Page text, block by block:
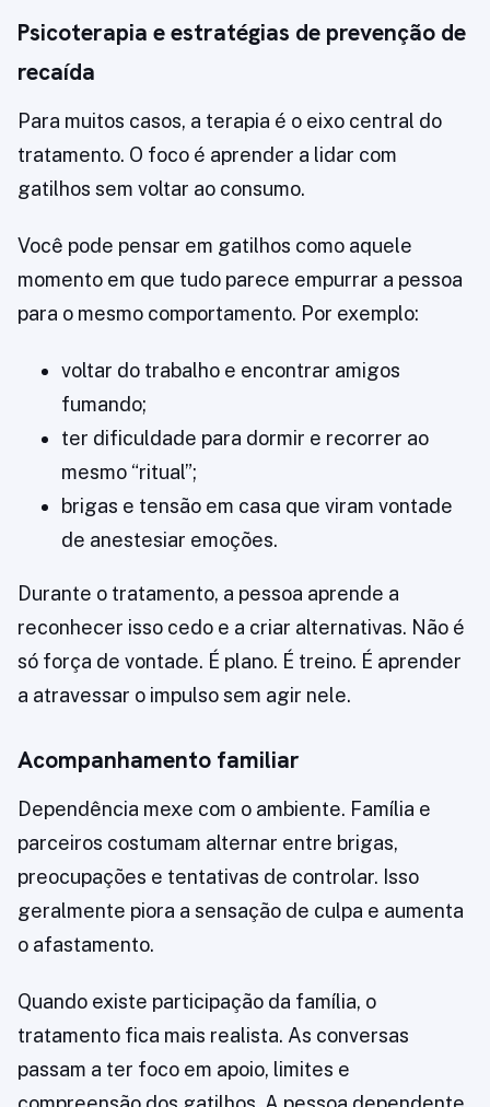
Psicoterapia e estratégias de prevenção de
recaída
Para muitos casos, a terapia é o eixo central do
tratamento. O foco é aprender a lidar com
gatilhos sem voltar ao consumo.
Você pode pensar em gatilhos como aquele
momento em que tudo parece empurrar a pessoa
para o mesmo comportamento. Por exemplo:
voltar do trabalho e encontrar amigos
fumando;
ter dificuldade para dormir e recorrer ao
mesmo “ritual”;
brigas e tensão em casa que viram vontade
de anestesiar emoções.
Durante o tratamento, a pessoa aprende a
reconhecer isso cedo e a criar alternativas. Não é
só força de vontade. É plano. É treino. É aprender
a atravessar o impulso sem agir nele.
Acompanhamento familiar
Dependência mexe com o ambiente. Família e
parceiros costumam alternar entre brigas,
preocupações e tentativas de controlar. Isso
geralmente piora a sensação de culpa e aumenta
o afastamento.
Quando existe participação da família, o
tratamento fica mais realista. As conversas
passam a ter foco em apoio, limites e